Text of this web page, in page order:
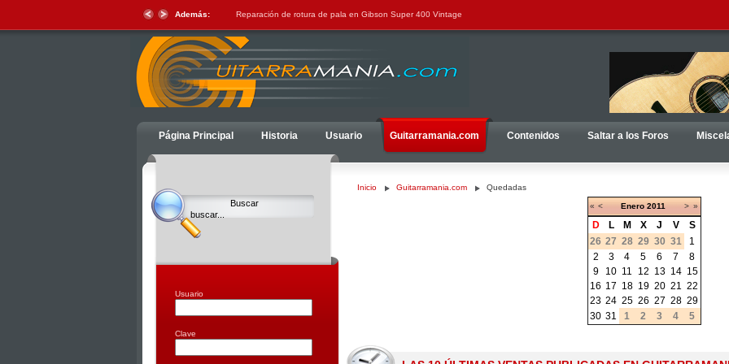
Además: Reparación de rotura de pala en Gibson Super 400 Vintage
Página Principal Historia Usuario Guitarramania.com Contenidos Saltar a los Foros
Usuario
Clave
Clocks,
an
Joomla
product
Extensions
Joomla
Templates
Inicio Guitarramania.com Quedadas
« < Enero 2011 > »
D L M X J V
S
26 27 28 29 30 31
1
2
3 4 5 6 7
8
9
10 11 12 13 14 15
16 17 18 19 20 21 22
23 24 25 26 27 28 29
30 31 1 2 3 4 5